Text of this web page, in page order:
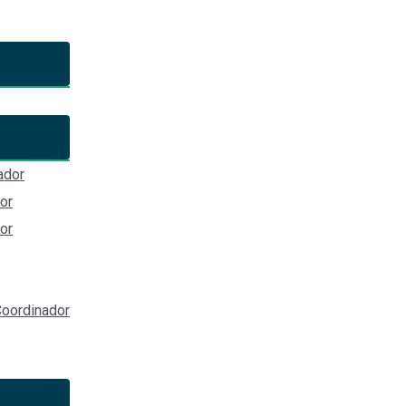
del Comité de
del Sistema Nacional Anticorrupción
#31 Colonia Centro, Guadalajara, Jalisco)